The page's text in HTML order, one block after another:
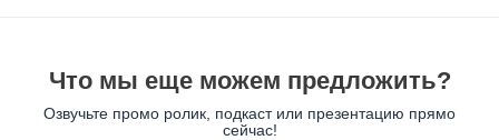
Что мы еще можем предложить?
Озвучьте промо ролик, подкаст или презентацию прямо
сейчас!